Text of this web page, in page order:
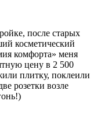
после старых
косметический
комфорта» меня
цену в 2 500
плитку, поклеили
розетки возле